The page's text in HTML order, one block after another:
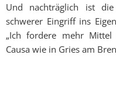
Und nachträglich ist
schwerer Eingriff ins
„Ich fordere mehr
Causa wie in Gries am